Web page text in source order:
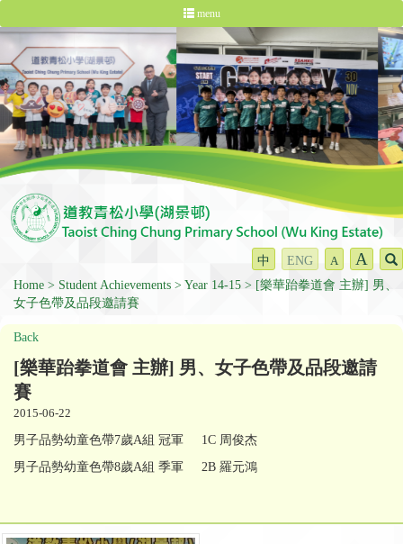
menu
中 ENG A A
Home Student Achievements Year 14-15
[樂華跆拳道會 主辦] 男、
女子色帶及品段邀請賽
Back
[樂華跆拳道會 主辦] 男、女子色帶及品段邀請
賽
2015-06-22
男子品勢幼童色帶7歲A組 冠軍
男子品勢幼童色帶8歲A組 季軍
1C 周俊杰
2B 羅元鴻